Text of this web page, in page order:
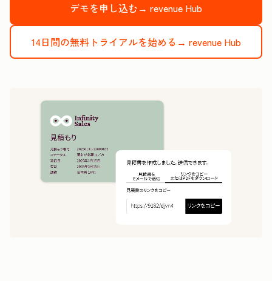
デモを申し込む→ revenue Hub
14日間の無料トライアルを始める→ revenue Hub